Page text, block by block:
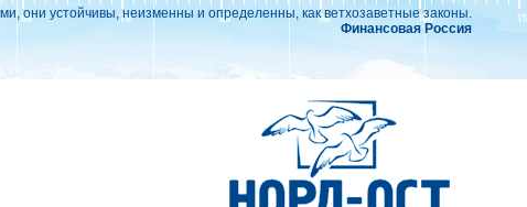
они устойчивы, неизменны и определенны, как ветхозаветные законы.
Финансовая Россия